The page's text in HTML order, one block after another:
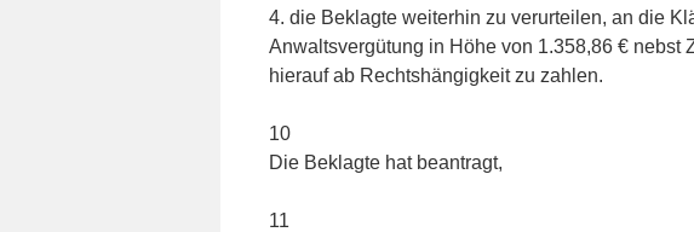
4. die Beklagte weiterhin zu verurteilen, an die
Anwaltsvergütung in Höhe von 1.358,86 € nebst
hierauf ab Rechtshängigkeit zu zahlen.
10
Die Beklagte hat beantragt,
11